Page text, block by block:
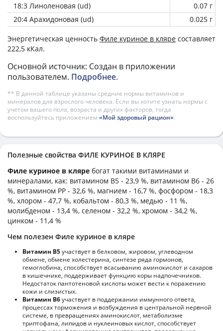
18:3 Линоленовая (ud)
0.07 г
20:4 Арахидоновая (ud)
0.025 г
Энергетическая ценность Филе куриное в кляре составляет
222,5 кКал.
Основной источник: Создан в приложении
пользователем. Подробнее.
** В данной таблице указаны средние нормы витаминов и
минералов для взрослого человека. Если вы хотите узнать нормы с
учетом вашего пола, возраста и других факторов, тогда
воспользуйтесь приложением «Мой здоровый рацион».
Полезные свойства ФИЛЕ КУРИНОЕ В КЛЯРЕ
Филе куриное в кляре богат такими витаминами и
минералами, как: витамином B5 - 23,9 %, витамином B6 - 26
%, витамином PP - 32,6 %, магнием - 16,7 %, фосфором - 18,3
%, хлором - 47,7 %, кобальтом - 80,3 %, медью - 11 %,
молибденом - 13,4 %, селеном - 32,2 %, хромом - 34,2 %,
цинком - 11,4 %
Чем полезен Филе куриное в кляре
Витамин В5участвует в белковом, жировом, углеводном
обмене, обмене холестерина, синтезе ряда гормонов,
гемоглобина, способствует всасыванию аминокислот и сахаров
в кишечнике, поддерживает функцию коры надпочечников.
Недостаток пантотеновой кислоты может вести к поражению
кожи и слизистых.
Витамин В6участвует в поддержании иммунного ответа,
процессах торможения и возбуждения в центральной нервной
системе, в превращениях аминокислот, метаболизме
триптофана, липидов и нуклеиновых кислот, способствует